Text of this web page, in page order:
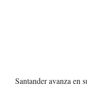
Santander avanza en